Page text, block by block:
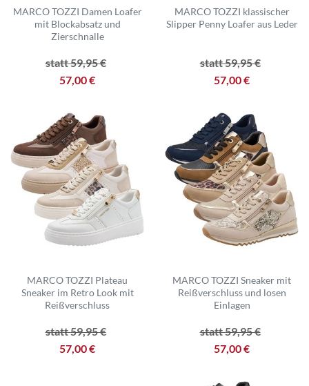
MARCO TOZZI Damen Loafer
mit Blockabsatz und
Zierschnalle
statt 59,95 €
57,00 €
MARCO TOZZI klassischer
Slipper Penny Loafer aus Leder
statt 59,95 €
57,00 €
MARCO TOZZI Plateau
Sneaker im Retro Look mit
Reißverschluss
statt 59,95 €
57,00 €
MARCO TOZZI Sneaker mit
Reißverschluss und losen
Einlagen
statt 59,95 €
57,00 €